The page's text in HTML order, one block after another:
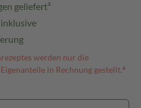
geliefert³
werden nur die
in Rechnung gestellt.⁴